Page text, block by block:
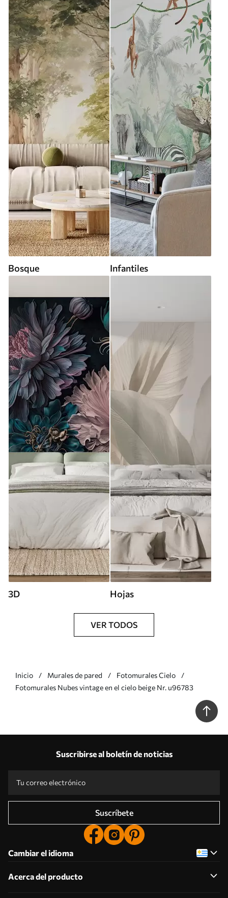
Bosque Infantiles
3D Hojas
VER TODOS
Inicio Murales de pared
Fotomurales Cielo
Fotomurales Nubes vintage en el cielo beige Nr. u96783
Suscribirse al boletín de noticias
Suscríbete
Cambiar el idioma
Acerca del producto